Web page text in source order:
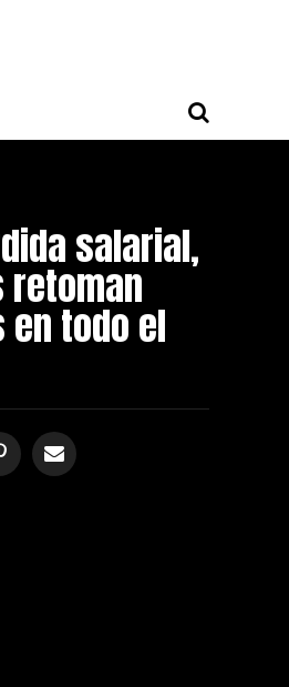
salarial,
todo el